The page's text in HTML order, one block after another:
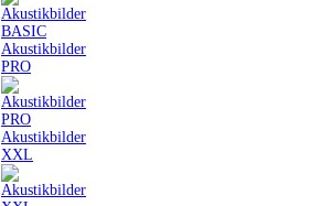
Akustikbilder
PRO
Akustikbilder
XXL